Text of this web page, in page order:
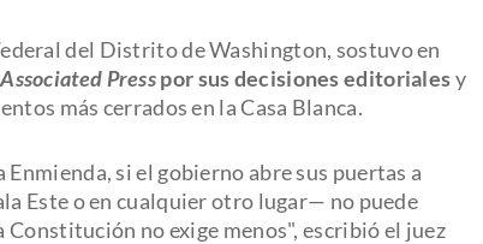
del Distrito de Washington, sostuvo en
Presspor sus decisiones editorialesy
más cerrados en la Casa Blanca.
si el gobierno abre sus puertas a
Este o en cualquier otro lugar— no puede
no exige menos", escribió el juez